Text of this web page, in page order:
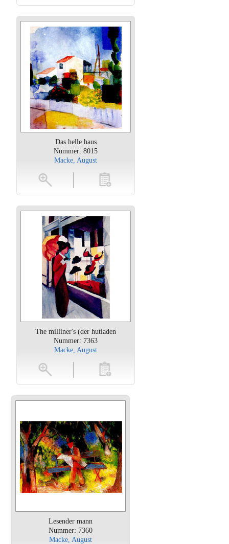
Das helle haus
Nummer: 8015
Macke, August
toevoegen
The milliner's (der hutladen
Nummer: 7363
Macke, August
toevoegen
Lesender mann
Nummer: 7360
Macke, August